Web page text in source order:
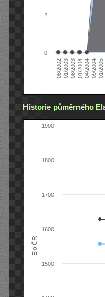
08/200201/200308/200301/200404/200409/200401/2005
0
2
Historie půměrného
Elo ČR
1500
1600
1700
1800
1900